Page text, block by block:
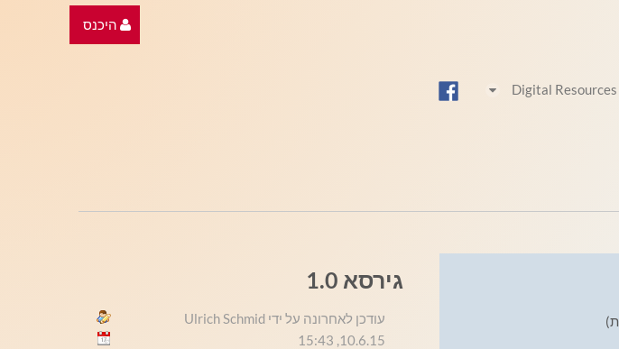
היכנס
Digital Resources
גירסא 1.0
עודכן לאחרונה על ידי Ulrich Schmid
10.6.15, 15:43